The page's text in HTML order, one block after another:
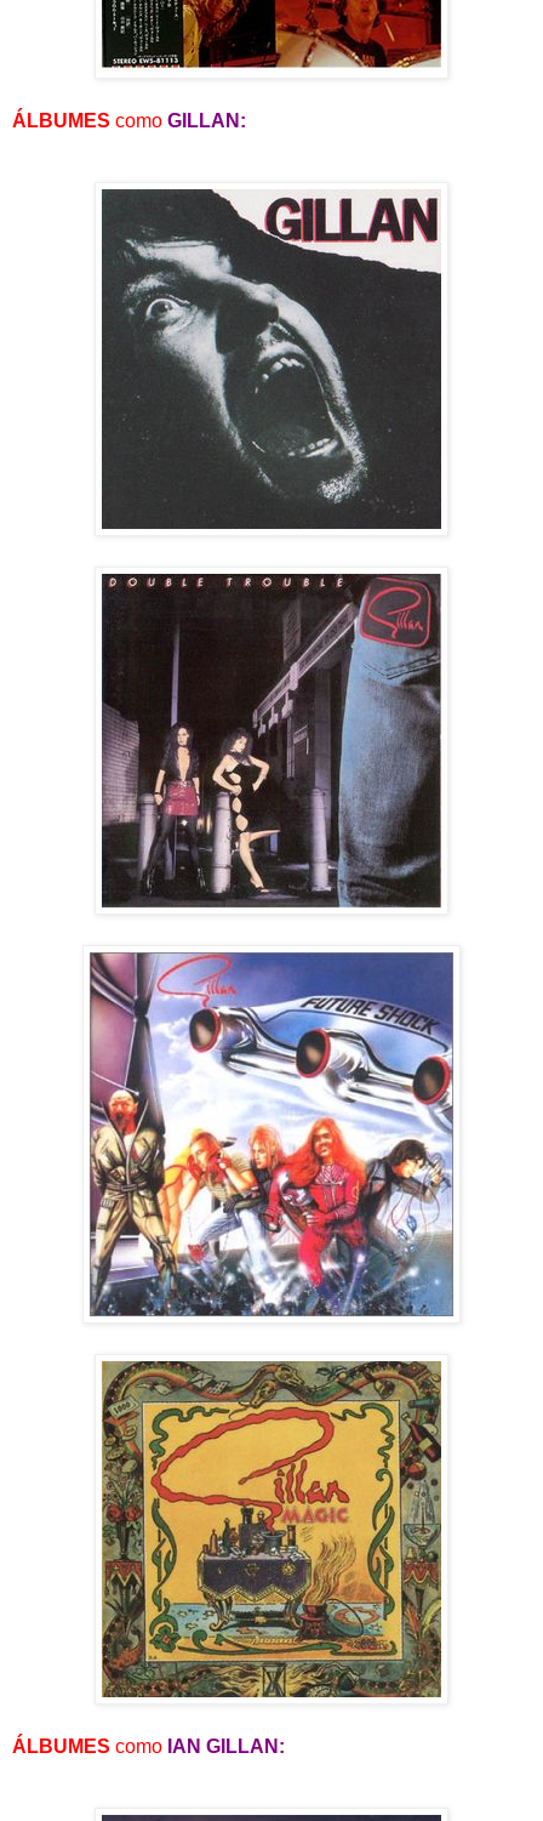
ÁLBUMES como GILLAN:
ÁLBUMES como IAN GILLAN: